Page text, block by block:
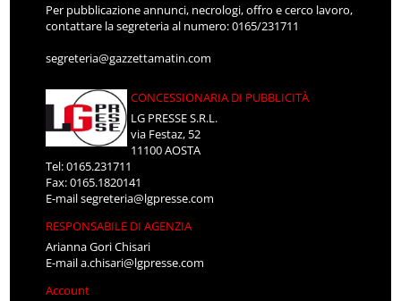
Per pubblicazione annunci, necrologi, offro e cerco lavoro,
contattare la segreteria al numero: 0165/231711
segreteria@gazzettamatin.com
CONCESSIONARIA DI PUBBLICITÀ
LG PRESSE S.R.L.
via Festaz, 52
11100 AOSTA
Tel: 0165.231711
Fax: 0165.1820141
E-mailsegreteria@lgpresse.com
RESPONSABILE DI AGENZIA
Arianna Gori Chisari
E-maila.chisari@lgpresse.com
Account